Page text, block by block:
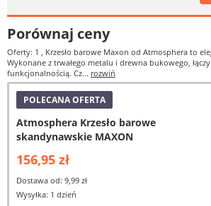
Porównaj ceny
Oferty: 1 , Krzesło barowe Maxon od Atmosphera to
Wykonane z trwałego metalu i drewna bukowego,
funkcjonalnością. Cz... rozwiń
POLECANA OFERTA
Atmosphera Krzesło barowe
skandynawskie MAXON
156,95 zł
Dostawa od: 9,99 zł
Wysyłka: 1 dzień